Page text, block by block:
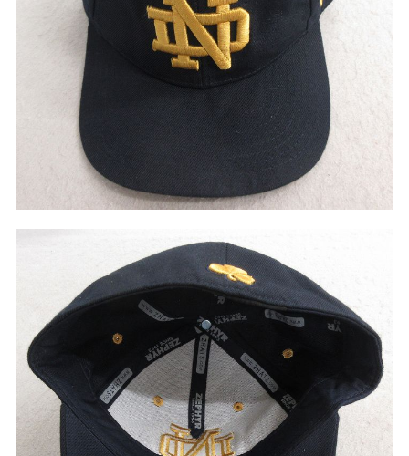
カ行 サ行
タ行
マ行 ラ行
Search by Item アイテムから探す
ジャケット スウェット セーター
半袖シャツ
パンツ レディース 子供服
雑貨/小物
Search by Particularこだわりから探す